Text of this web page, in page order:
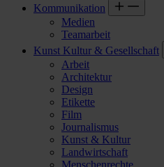
Kommunikation
Medien
Teamarbeit
Kunst Kultur & Gesellschaft
Arbeit
Architektur
Design
Etikette
Film
Journalismus
Kunst & Kultur
Landwirtschaft
Menschenrechte